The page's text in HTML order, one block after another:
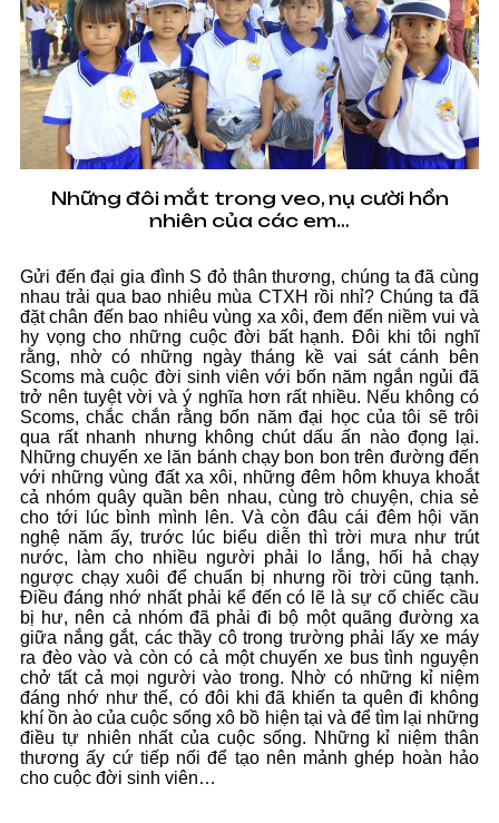
Những đôi mắt trong veo, nụ cười hồn
nhiên của các em…
Gửi đến đại gia đình S đỏ thân thương, chúng ta đã cùng
nhau trải qua bao nhiêu mùa CTXH rồi nhỉ? Chúng ta đã
đặt chân đến bao nhiêu vùng xa xôi, đem đến niềm vui và
hy vọng cho những cuộc đời bất hạnh. Đôi khi tôi nghĩ
rằng, nhờ có những ngày tháng kề vai sát cánh bên
Scoms mà cuộc đời sinh viên với bốn năm ngắn ngủi đã
trở nên tuyệt vời và ý nghĩa hơn rất nhiều. Nếu không có
Scoms, chắc chắn rằng bốn năm đại học của tôi sẽ trôi
qua rất nhanh nhưng không chút dấu ấn nào đọng lại.
Những chuyến xe lăn bánh chạy bon bon trên đường đến
với những vùng đất xa xôi, những đêm hôm khuya khoắt
cả nhóm quây quần bên nhau, cùng trò chuyện, chia sẻ
cho tới lúc bình mình lên. Và còn đâu cái đêm hội văn
nghệ năm ấy, trước lúc biểu diễn thì trời mưa như trút
nước, làm cho nhiều người phải lo lắng, hối hả chạy
ngược chạy xuôi để chuẩn bị nhưng rồi trời cũng tạnh.
Điều đáng nhớ nhất phải kể đến có lẽ là sự cố chiếc cầu
bị hư, nên cả nhóm đã phải đi bộ một quãng đường xa
giữa nắng gắt, các thầy cô trong trường phải lấy xe máy
ra đèo vào và còn có cả một chuyến xe bus tình nguyện
chở tất cả mọi người vào trong. Nhờ có những kỉ niệm
đáng nhớ như thế, có đôi khi đã khiến ta quên đi không
khí ồn ào của cuộc sống xô bồ hiện tại và để tìm lại những
điều tự nhiên nhất của cuộc sống. Những kỉ niệm thân
thương ấy cứ tiếp nối để tạo nên mảnh ghép hoàn hảo
cho cuộc đời sinh viên…